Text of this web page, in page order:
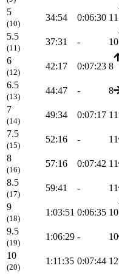
5
(10)
34:54 0:06:30 11
5.5
(11)
37:31 -
10
6
(12)
42:17 0:07:23 8
6.5
(13)
44:47 -
8
7
(14)
49:34 0:07:17 11
7.5
(15)
52:16 -
11
8
(16)
57:16 0:07:42 11
8.5
(17)
59:41 -
11
9
(18)
1:03:51 0:06:35 10
9.5
(19)
1:06:29 -
10
10
(20)
1:11:35 0:07:44 12